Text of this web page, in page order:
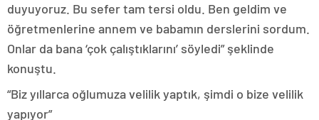
duyuyoruz. Bu sefer tam tersi oldu. Ben geldim ve
öğretmenlerine annem ve babamın derslerini sordum.
Onlar da bana ‘çok çalıştıklarını’ söyledi” şeklinde
konuştu.
“Biz yıllarca oğlumuza velilik yaptık, şimdi o bize velilik
yapıyor”